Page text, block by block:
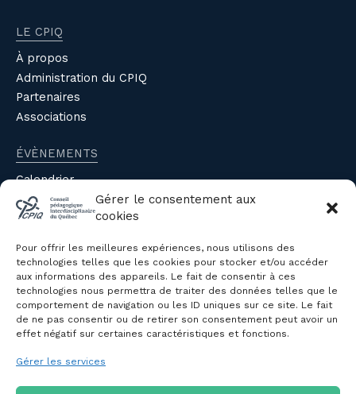
Gérer le consentement aux
cookies
Pour offrir les meilleures expériences, nous utilisons des
technologies telles que les cookies pour stocker et/ou accéder
aux informations des appareils. Le fait de consentir à ces
technologies nous permettra de traiter des données telles que le
comportement de navigation ou les ID uniques sur ce site. Le fait
de ne pas consentir ou de retirer son consentement peut avoir un
effet négatif sur certaines caractéristiques et fonctions.
Gérer les services
LE CPIQ
À propos
Administration du CPIQ
Partenaires
Associations
ÉVÈNEMENTS
Calendrier
Évènements du CPIQ
Revue
Avis et mémoires
Autres publications
NOUS JOINDRE
Politique de confidentialité des